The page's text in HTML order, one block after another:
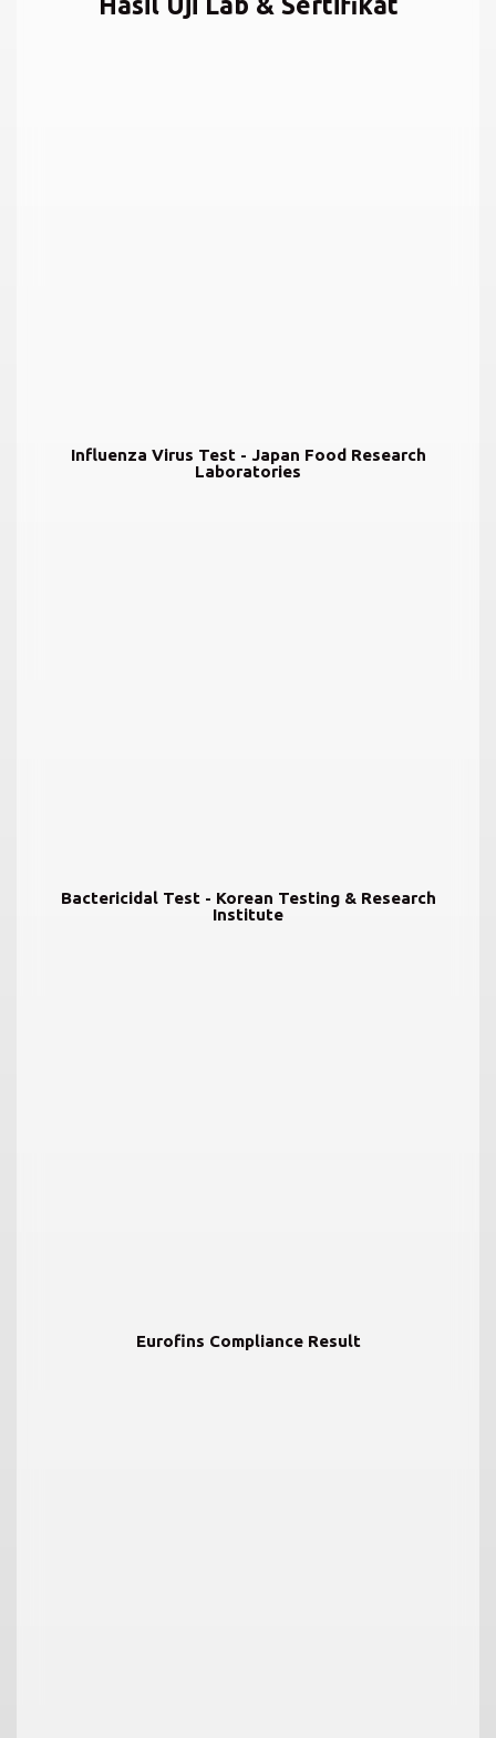
Influenza Virus Test - Japan Food Research
Laboratories
Bactericidal Test - Korean Testing & Research
Institute
Eurofins Compliance Result